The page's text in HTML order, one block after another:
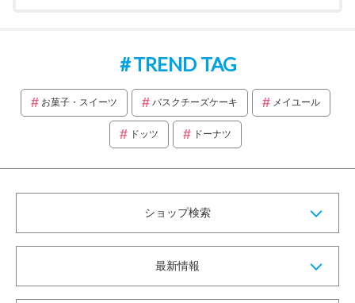
TREND TAG
お菓子・スイーツ バスクチーズケーキ メイユール
ドッツ ドーナツ
ショップ検索
最新情報